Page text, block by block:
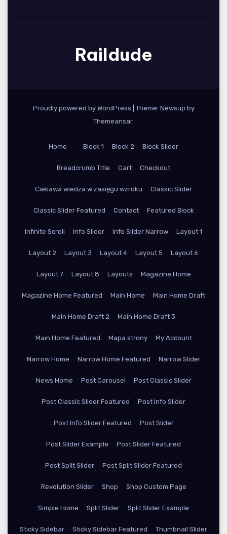
Raildude
Proudly powered by WordPress
Theme: Newsup by
Themeansar.
Home Block 1 Block 2 Block Slider
Breadcrumb Title Cart Checkout
Ciekawa wiedza w zasięgu wzroku Classic Slider
Classic Slider Featured Contact Featured Block
Infinite Scroll Info Slider Info Slider Narrow Layout 1
Layout 2 Layout 3 Layout 4 Layout 5 Layout 6
Layout 7 Layout 8 Layouts Magazine Home
Magazine Home Featured Main Home Main Home Draft
Main Home Draft 2 Main Home Draft 3
Main Home Featured Mapa strony My Account
Narrow Home Narrow Home Featured Narrow Slider
News Home Post Carousel Post Classic Slider
Post Classic Slider Featured Post Info Slider
Post Info Slider Featured Post Slider
Post Slider Example Post Slider Featured
Post Split Slider Post Split Slider Featured
Revolution Slider Shop Shop Custom Page
Simple Home Split Slider Split Slider Example
Sticky Sidebar Sticky Sidebar Featured Thumbnail Slider